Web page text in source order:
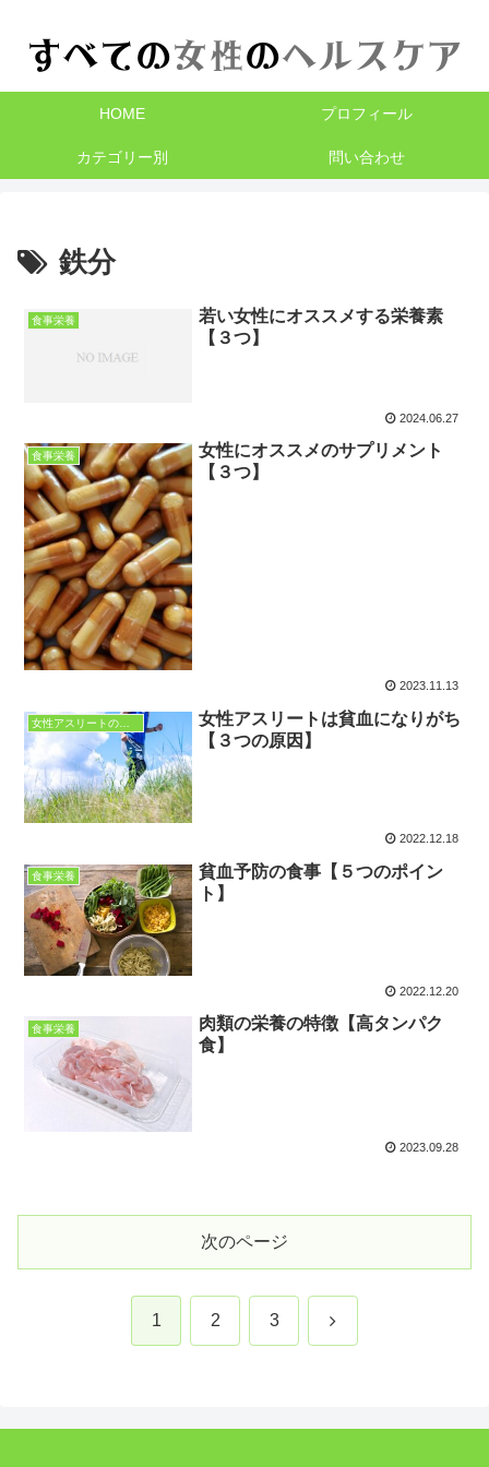
HOME プロフィール
カテゴリー別 問い合わせ
鉄分
食事栄養
若い女性にオススメする栄養素
【３つ】
2024.06.27
食事栄養
女性にオススメのサプリメント
【３つ】
2023.11.13
女性アスリートの悩み
女性アスリートは貧血になりがち
【３つの原因】
2022.12.18
食事栄養
貧血予防の食事【５つのポイン
ト】
2022.12.20
食事栄養
肉類の栄養の特徴【高タンパク
食】
2023.09.28
次のページ
1 2 3 次